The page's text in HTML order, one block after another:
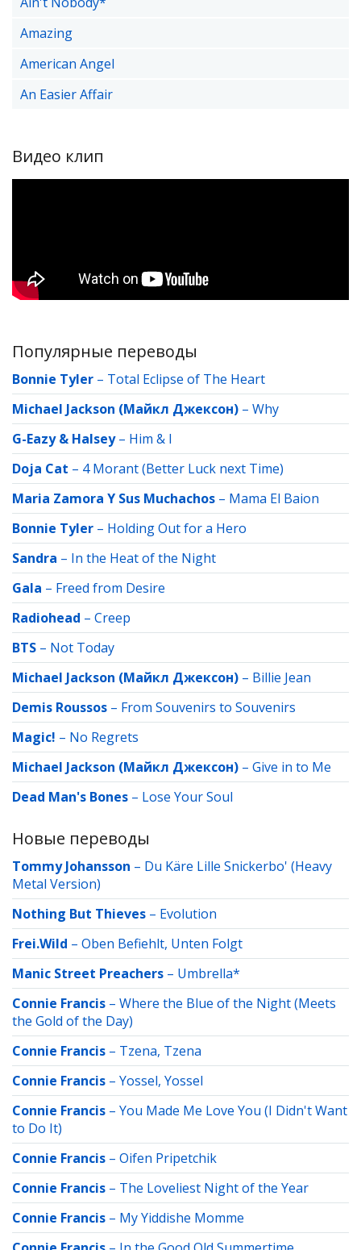
Amazing
American Angel
An Easier Affair
Видео клип
Популярные переводы
Bonnie Tyler – Total Eclipse of The Heart
Michael Jackson (Майкл Джексон) – Why
G-Eazy & Halsey– Him & I
Doja Cat – 4 Morant (Better Luck next Time)
Maria Zamora Y Sus Muchachos – Mama El Baion
Bonnie Tyler – Holding Out for a Hero
Sandra – In the Heat of the Night
Gala – Freed from Desire
Radiohead – Creep
BTS – Not Today
Michael Jackson (Майкл Джексон) – Billie Jean
Demis Roussos – From Souvenirs to Souvenirs
Magic! – No Regrets
Michael Jackson (Майкл Джексон) – Give in to Me
Dead Man's Bones – Lose Your Soul
Новые переводы
Tommy Johansson – Du Käre Lille Snickerbo' (Heavy
Metal Version)
Nothing But Thieves – Evolution
Frei.Wild – Oben Befiehlt, Unten Folgt
Manic Street Preachers – Umbrella*
Connie Francis – Where the Blue of the Night (Meets
the Gold of the Day)
Connie Francis – Tzena, Tzena
Connie Francis – Yossel, Yossel
Connie Francis – You Made Me Love You (I Didn't Want
to Do It)
Connie Francis – Oifen Pripetchik
Connie Francis – The Loveliest Night of the Year
Connie Francis – My Yiddishe Momme